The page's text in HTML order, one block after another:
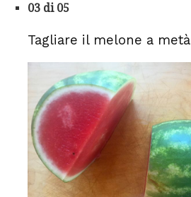
03 di 05
Tagliare il melone a metà